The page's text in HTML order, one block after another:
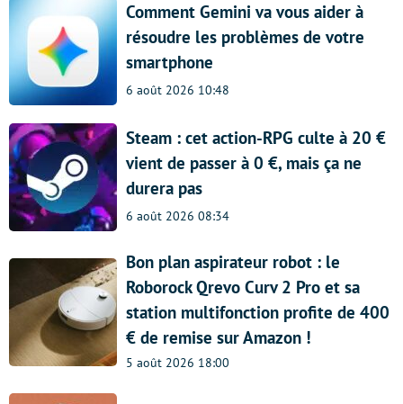
Comment Gemini va vous aider à
résoudre les problèmes de votre
smartphone
6 août 2026 10:48
Steam : cet action-RPG culte à 20 €
vient de passer à 0 €, mais ça ne
durera pas
6 août 2026 08:34
Bon plan aspirateur robot : le
Roborock Qrevo Curv 2 Pro et sa
station multifonction profite de 400
€ de remise sur Amazon !
5 août 2026 18:00